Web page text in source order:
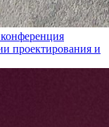
проектирования и